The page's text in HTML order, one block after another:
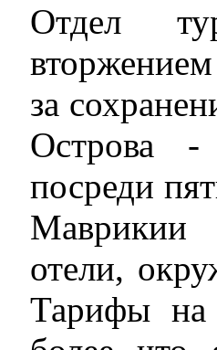
Отдел
за
Острова -
посреди
Маврикии
отели,
Тарифы на